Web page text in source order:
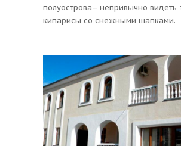
полуострова– непривычно видеть
кипарисы со снежными шапками.